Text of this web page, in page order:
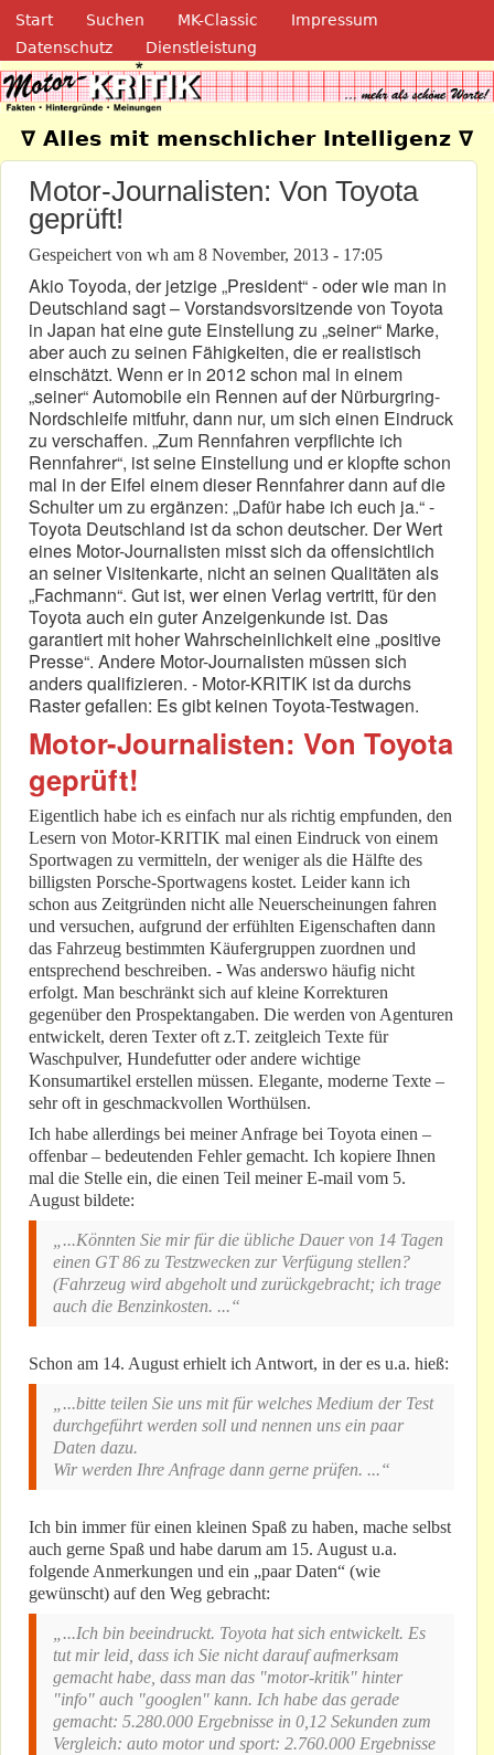
Direkt zum Inhalt
Navigation
Start Suchen MK-Classic
Impressum
Datenschutz
Dienstleistung
Motor-Kritik.de
∇ Alles mit menschlicher Intelligenz ∇
Motor-Journalisten: Von Toyota
geprüft!
Gespeichert von wh am 8 November, 2013 - 17:05
Akio Toyoda, der jetzige „President“ - oder wie man in
Deutschland sagt – Vorstandsvorsitzende von Toyota
in Japan hat eine gute Einstellung zu „seiner“ Marke,
aber auch zu seinen Fähigkeiten, die er realistisch
einschätzt. Wenn er in 2012 schon mal in einem
„seiner“ Automobile ein Rennen auf der Nürburgring-
Nordschleife mitfuhr, dann nur, um sich einen Eindruck
zu verschaffen. „Zum Rennfahren verpflichte ich
Rennfahrer“, ist seine Einstellung und er klopfte schon
mal in der Eifel einem dieser Rennfahrer dann auf die
Schulter um zu ergänzen: „Dafür habe ich euch ja.“ -
Toyota Deutschland ist da schon deutscher. Der Wert
eines Motor-Journalisten misst sich da offensichtlich
an seiner Visitenkarte, nicht an seinen Qualitäten als
„Fachmann“. Gut ist, wer einen Verlag vertritt, für den
Toyota auch ein guter Anzeigenkunde ist. Das
garantiert mit hoher Wahrscheinlichkeit eine „positive
Presse“. Andere Motor-Journalisten müssen sich
anders qualifizieren. - Motor-KRITIK ist da durchs
Raster gefallen: Es gibt keinen Toyota-Testwagen.
Motor-Journalisten: Von Toyota
geprüft!
Eigentlich habe ich es einfach nur als richtig empfunden, den
Lesern von Motor-KRITIK mal einen Eindruck von einem
Sportwagen zu vermitteln, der weniger als die Hälfte des
billigsten Porsche-Sportwagens kostet. Leider kann ich
schon aus Zeitgründen nicht alle Neuerscheinungen fahren
und versuchen, aufgrund der erfühlten Eigenschaften dann
das Fahrzeug bestimmten Käufergruppen zuordnen und
entsprechend beschreiben. - Was anderswo häufig nicht
erfolgt. Man beschränkt sich auf kleine Korrekturen
gegenüber den Prospektangaben. Die werden von Agenturen
entwickelt, deren Texter oft z.T. zeitgleich Texte für
Waschpulver, Hundefutter oder andere wichtige
Konsumartikel erstellen müssen. Elegante, moderne Texte –
sehr oft in geschmackvollen Worthülsen.
Ich habe allerdings bei meiner Anfrage bei Toyota einen –
offenbar – bedeutenden Fehler gemacht. Ich kopiere Ihnen
mal die Stelle ein, die einen Teil meiner E-mail vom 5.
August bildete:
„...Könnten Sie mir für die übliche Dauer von 14 Tagen
einen GT 86 zu Testzwecken zur Verfügung stellen?
(Fahrzeug wird abgeholt und zurückgebracht; ich trage
auch die Benzinkosten. ...“
Schon am 14. August erhielt ich Antwort, in der es u.a. hieß:
„...bitte teilen Sie uns mit für welches Medium der Test
durchgeführt werden soll und nennen uns ein paar
Daten dazu.
Wir werden Ihre Anfrage dann gerne prüfen. ...“
Ich bin immer für einen kleinen Spaß zu haben, mache selbst
auch gerne Spaß und habe darum am 15. August u.a.
folgende Anmerkungen und ein „paar Daten“ (wie
gewünscht) auf den Weg gebracht:
„...Ich bin beeindruckt. Toyota hat sich entwickelt. Es
tut mir leid, dass ich Sie nicht darauf aufmerksam
gemacht habe, dass man das "motor-kritik" hinter
"info" auch "googlen" kann. Ich habe das gerade
gemacht: 5.280.000 Ergebnisse in 0,12 Sekunden zum
Vergleich: auto motor und sport: 2.760.000 Ergebnisse